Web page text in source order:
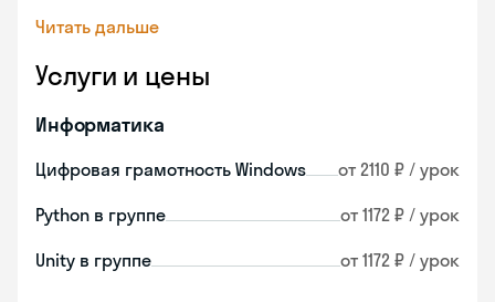
Читать дальше
Услуги и цены
Информатика
Цифровая грамотность Windows от 2110 ₽ / урок
Python в группе от 1172 ₽ / урок
Unity в группе от 1172 ₽ / урок